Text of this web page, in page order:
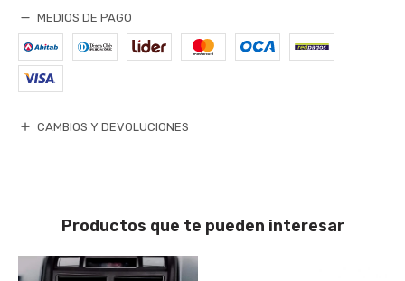
MEDIOS DE PAGO
CAMBIOS Y DEVOLUCIONES
Productos que te pueden interesar